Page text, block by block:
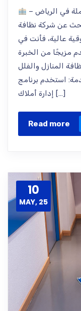
عن شركة نظافة
عالية، فأنت في
مزيجًا من الخبرة
المنازل والفلل
استخدم برنامج
إدارة أملاك […]
Read more
10
MAY, 25